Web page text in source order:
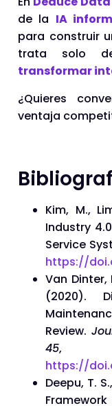
de la IA
para construir
trata solo
transformar
¿Quieres
ventaja
Kim, M.,
Industry
Service
https://
Van Dinter,
(2020).
Review.
45,
https://
Deepu, T.